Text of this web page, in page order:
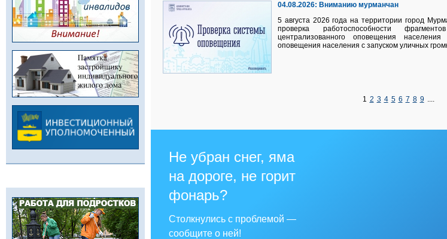
04.08.2026: Вниманию мурманчан
5 августа 2026 года на территории город
проверка работоспособности
централизованного оповещения
оповещения населения с запуском уличных
1 2 3 4 5 6 7 8 9 ....
Не убран снег, яма
на дороге, не горит
фонарь?
Столкнулись с проблемой —
сообщите о ней!